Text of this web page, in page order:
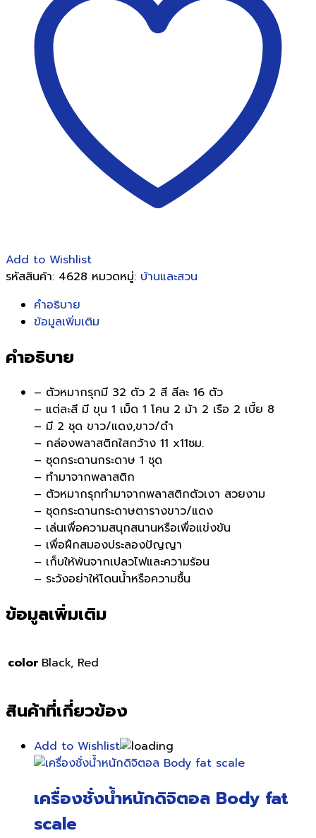
กระดาน
กระดาษ
Add to Wishlist
รหัสสินค้า: 4628 หมวดหมู่: บ้านและสวน
คำอธิบาย
ข้อมูลเพิ่มเติม
คำอธิบาย
– ตัวหมากรุกมี 32 ตัว 2 สี สีละ 16 ตัว
– แต่ละสี มี ขุน 1 เม็ด 1 โคน 2 ม้า 2 เรือ 2 เบี้ย 8
– มี 2 ชุด ขาว/แดง,ขาว/ดำ
– กล่องพลาสติกใสกว้าง 11 x11ซม.
– ชุดกระดานกระดาษ 1 ชุด
– ทำมาจากพลาสติก
– ตัวหมากรุกทำมาจากพลาสติกตัวเงา สวยงาม
– ชุดกระดานกระดาษตารางขาว/แดง
– เล่นเพื่อความสนุกสนานหรือเพื่อแข่งขัน
– เพื่อฝึกสมองประลองปัญญา
– เก็บให้พ้นจากเปลวไฟและความร้อน
– ระวังอย่าให้โดนน้ำหรือความชื้น
ข้อมูลเพิ่มเติม
color Black, Red
สินค้าที่เกี่ยวข้อง
Add to Wishlist
เครื่องชั่งน้ำหนักดิจิตอล Body fat
scale